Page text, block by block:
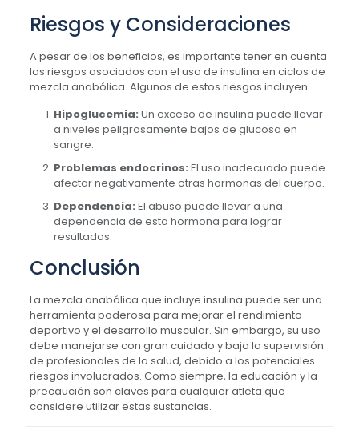
Riesgos y Consideraciones
A pesar de los beneficios, es importante tener en cuenta
los riesgos asociados con el uso de insulina en ciclos de
mezcla anabólica. Algunos de estos riesgos incluyen:
Hipoglucemia: Un exceso de insulina puede llevar
a niveles peligrosamente bajos de glucosa en
sangre.
Problemas endocrinos: El uso inadecuado puede
afectar negativamente otras hormonas del cuerpo.
Dependencia: El abuso puede llevar a una
dependencia de esta hormona para lograr
resultados.
Conclusión
La mezcla anabólica que incluye insulina puede ser una
herramienta poderosa para mejorar el rendimiento
deportivo y el desarrollo muscular. Sin embargo, su uso
debe manejarse con gran cuidado y bajo la supervisión
de profesionales de la salud, debido a los potenciales
riesgos involucrados. Como siempre, la educación y la
precaución son claves para cualquier atleta que
considere utilizar estas sustancias.